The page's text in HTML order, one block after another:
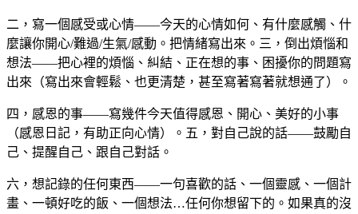
二，寫一個感受或心情——今天的心情如何、有什麼感觸、什
麼讓你開心/難過/生氣/感動。把情緒寫出來。三，倒出煩惱和
想法——把心裡的煩惱、糾結、正在想的事、困擾你的問題寫
出來（寫出來會輕鬆、也更清楚，甚至寫著寫著就想通了）。
四，感恩的事——寫幾件今天值得感恩、開心、美好的小事
（感恩日記，有助正向心情）。五，對自己說的話——鼓勵自
己、提醒自己、跟自己對話。
六，想記錄的任何東西——一句喜歡的話、一個靈感、一個計
畫、一頓好吃的飯、一個想法…任何你想留下的。如果真的沒